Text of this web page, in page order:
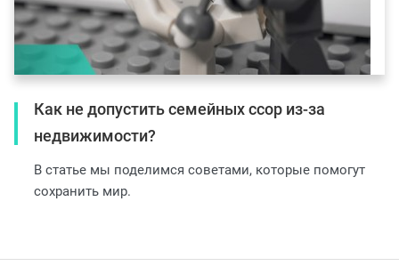
Как не допустить семейных ссор из-за
недвижимости?
В статье мы поделимся советами, которые помогут
сохранить мир.